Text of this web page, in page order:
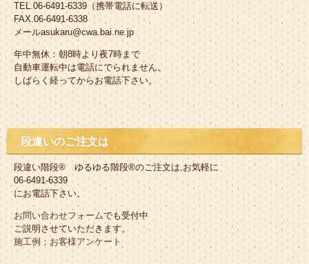
TEL.06-6491-6339（携帯電話に転送）
FAX.06-6491-6338
メールasukaru@cwa.bai.ne.jp
年中無休：朝8時より夜7時まで
自動車運転中は電話にでられません。
しばらく経ってからお電話下さい。
段違いのご注文は
段違い階段® ゆるゆる階段®のご注文は,お気軽に
06-6491-6339
にお電話下さい。
お問い合わせフォームでも受付中
ご説明させていただきます。
施工例；お客様アンケート